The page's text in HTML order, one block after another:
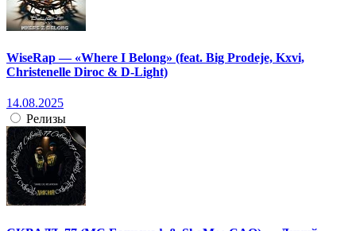
WiseRap — «Where I Belong» (feat. Big Prodeje, Kxvi,
Christenelle Diroc & D-Light)
14.08.2025
Релизы